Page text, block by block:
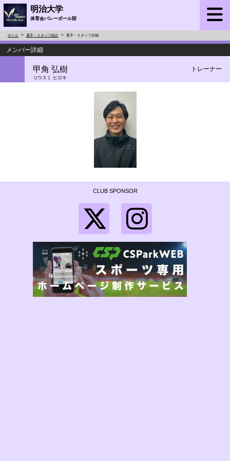
明治大学
体育会バレーボール部
ホーム 選手・スタッフ紹介 選手・スタッフ詳細
メンバー詳細
甲角 弘樹
コウスミ ヒロキ
トレーナー
CLUB SPONSOR